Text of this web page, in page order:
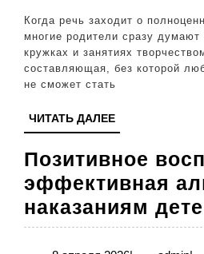
Когда речь заходит о полноценном развитии ребенка,
многие родители сразу думают
кружках и занятиях
составляющая, без которой
не сможет стать
ЧИТАТЬ ДАЛЕЕЧИТАТЬ
ДАЛЕЕ
Позитивное
эффективная
наказаниям